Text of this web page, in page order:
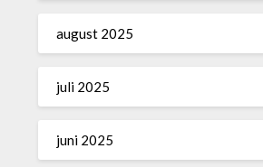
august 2025
juli 2025
juni 2025